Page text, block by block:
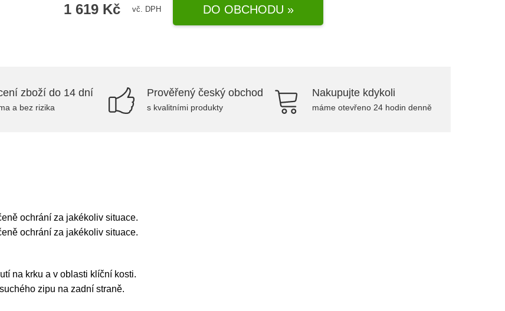
1 619 Kč vč. DPH DO OBCHODU »
zboží do 14 dní
a bez rizika
Prověřený český obchod
s kvalitními produkty
Nakupujte kdykoli
máme otevřeno 24 hodin denně
ochrání za jakékoliv situace.
ochrání za jakékoliv situace.
na krku a v oblasti klíční kosti.
zipu na zadní straně.